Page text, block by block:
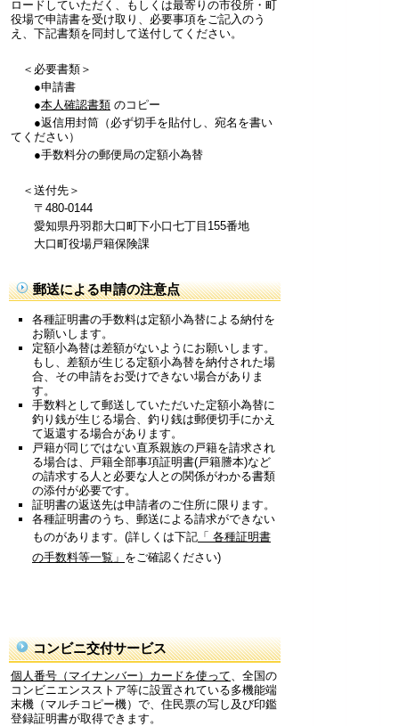
ロードしていただく、もしくは最寄りの市役所・町
役場で申請書を受け取り、必要事項をご記入のう
え、下記書類を同封して送付してください。
＜必要書類＞
●申請書
●本人確認書類 のコピー
●返信用封筒（必ず切手を貼付し、宛名を書い
てください）
●手数料分の郵便局の定額小為替
＜送付先＞
〒480-0144
愛知県丹羽郡大口町下小口七丁目155番地
大口町役場戸籍保険課
郵送による申請の注意点
各種証明書の手数料は定額小為替による納付を
お願いします。
定額小為替は差額がないようにお願いします。
もし、差額が生じる定額小為替を納付された場
合、その申請をお受けできない場合がありま
す。
手数料として郵送していただいた定額小為替に
釣り銭が生じる場合、釣り銭は郵便切手にかえ
て返還する場合があります。
戸籍が同じではない直系親族の戸籍を請求され
る場合は、戸籍全部事項証明書(戸籍謄本)など
の請求する人と必要な人との関係がわかる書類
の添付が必要です。
証明書の返送先は申請者のご住所に限ります。
各種証明書のうち、郵送による請求ができない
ものがあります。(詳しくは下記 「 各種証明書
の手数料等一覧」 をご確認ください)
コンビニ交付サービス
個人番号（マイナンバー）カードを使って、全国の
コンビニエンスストア等に設置されている多機能端
末機（マルチコピー機）で、住民票の写し及び印鑑
登録証明書が取得できます。